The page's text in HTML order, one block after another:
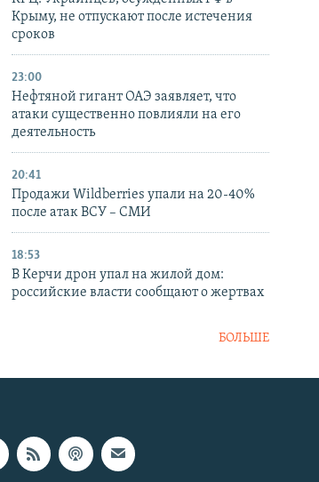
Крыму, не отпускают после истечения
сроков
23:00
Нефтяной гигант ОАЭ заявляет, что
атаки существенно повлияли на его
деятельность
20:41
Продажи Wildberries упали на 20-40%
после атак ВСУ – СМИ
18:53
В Керчи дрон упал на жилой дом:
российские власти сообщают о жертвах
БОЛЬШЕ